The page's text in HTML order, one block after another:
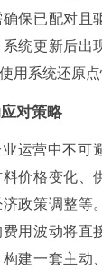
保已配对且
统更新后出
用系统还原点
对策略
运营中不可
价格变化、
政策调整等
用波动将直
建一套主动